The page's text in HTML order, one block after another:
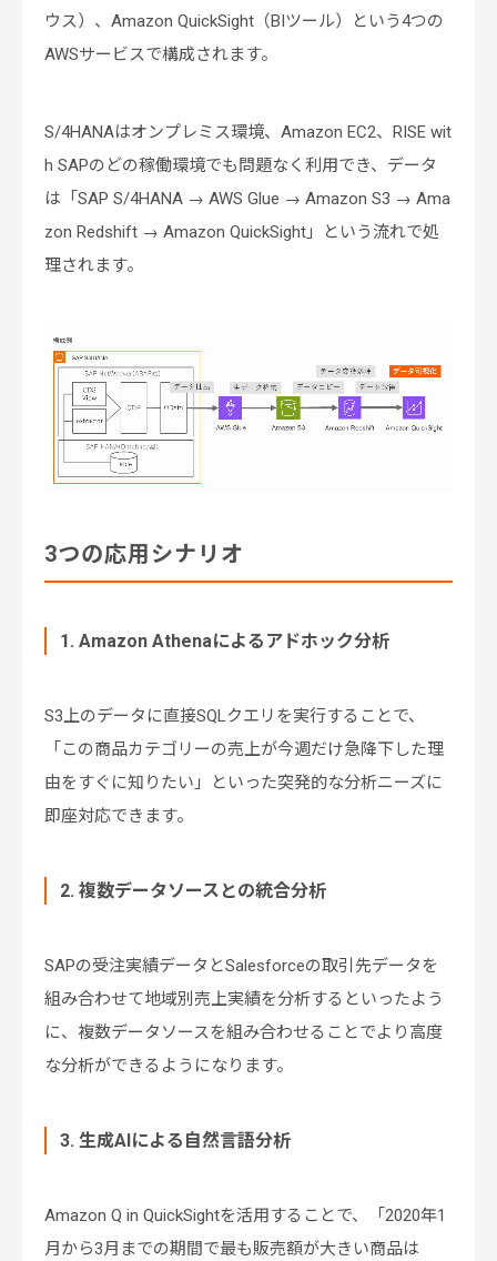
ウス）、Amazon QuickSight（BIツール）という4つの
AWSサービスで構成されます。
S/4HANAはオンプレミス環境、Amazon EC2、RISE wit
h SAPのどの稼働環境でも問題なく利用でき、データ
は「SAP S/4HANA → AWS Glue → Amazon S3 → Ama
zon Redshift → Amazon QuickSight」という流れで処
理されます。
3つの応用シナリオ
1. Amazon Athenaによるアドホック分析
S3上のデータに直接SQLクエリを実行することで、
「この商品カテゴリーの売上が今週だけ急降下した理
由をすぐに知りたい」といった突発的な分析ニーズに
即座対応できます。
2. 複数データソースとの統合分析
SAPの受注実績データとSalesforceの取引先データを
組み合わせて地域別売上実績を分析するといったよう
に、複数データソースを組み合わせることでより高度
な分析ができるようになります。
3. 生成AIによる自然言語分析
Amazon Q in QuickSightを活用することで、「2020年1
月から3月までの期間で最も販売額が大きい商品は